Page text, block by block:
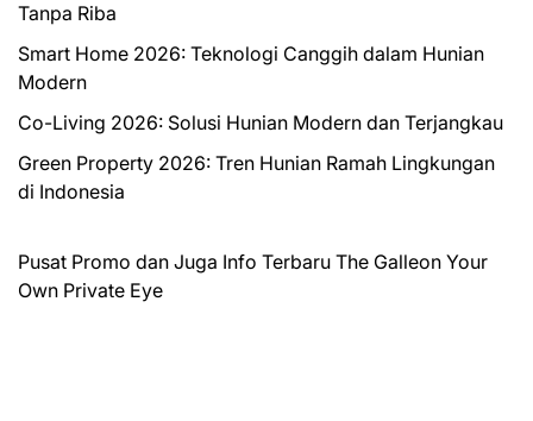
Tanpa Riba
Smart Home 2026: Teknologi Canggih dalam Hunian
Modern
Co-Living 2026: Solusi Hunian Modern dan Terjangkau
Green Property 2026: Tren Hunian Ramah Lingkungan
di Indonesia
Pusat Promo dan Juga Info Terbaru The Galleon Your
Own Private Eye